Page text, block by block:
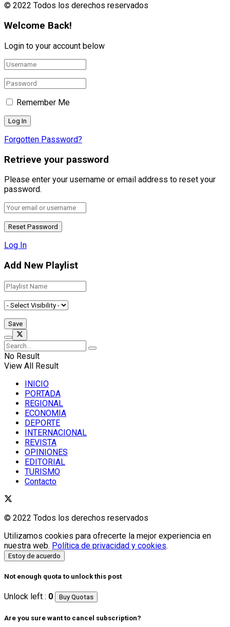
© 2022 Todos los derechos reservados
Welcome Back!
Login to your account below
Remember Me
Forgotten Password?
Retrieve your password
Please enter your username or email address to reset your
password.
Log In
Add New Playlist
No Result
View All Result
INICIO
PORTADA
REGIONAL
ECONOMIA
DEPORTE
INTERNACIONAL
REVISTA
OPINIONES
EDITORIAL
TURISMO
Contacto
© 2022 Todos los derechos reservados
Utilizamos cookies para ofrecerte la mejor experiencia en
nuestra web. Política de privacidad y cookies.
Estoy de acuerdo
Not enough quota to unlock this post
Unlock left : 0 Buy Quotas
Are you sure want to cancel subscription?